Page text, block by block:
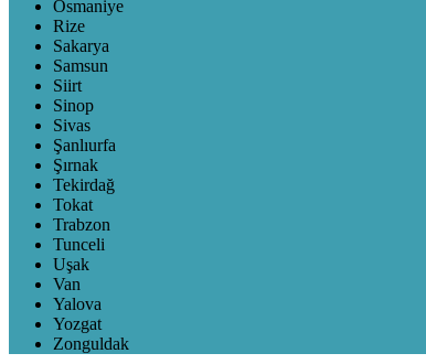
Osmaniye
Rize
Sakarya
Samsun
Siirt
Sinop
Sivas
Şanlıurfa
Şırnak
Tekirdağ
Tokat
Trabzon
Tunceli
Uşak
Van
Yalova
Yozgat
Zonguldak